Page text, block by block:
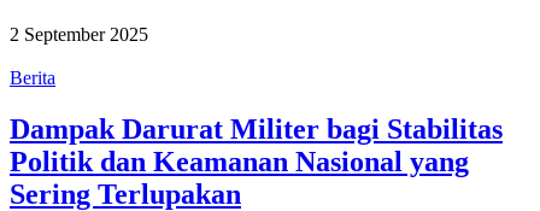
2 September 2025
Berita
Dampak Darurat Militer bagi Stabilitas
Politik dan Keamanan Nasional yang
Sering Terlupakan